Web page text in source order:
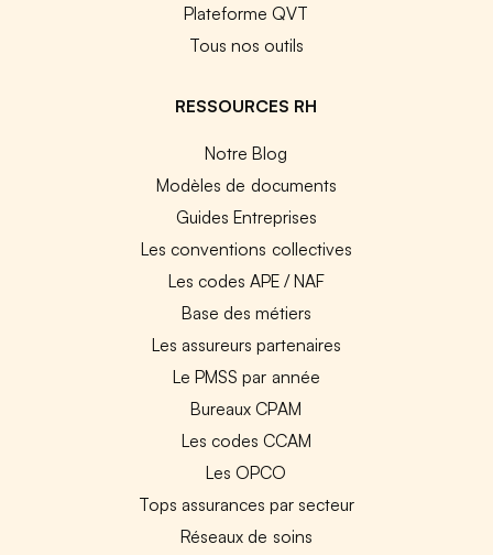
Plateforme QVT
Tous nos outils
RESSOURCES RH
Notre Blog
Modèles de documents
Guides Entreprises
Les conventions collectives
Les codes APE / NAF
Base des métiers
Les assureurs partenaires
Le PMSS par année
Bureaux CPAM
Les codes CCAM
Les OPCO
Tops assurances par secteur
Réseaux de soins